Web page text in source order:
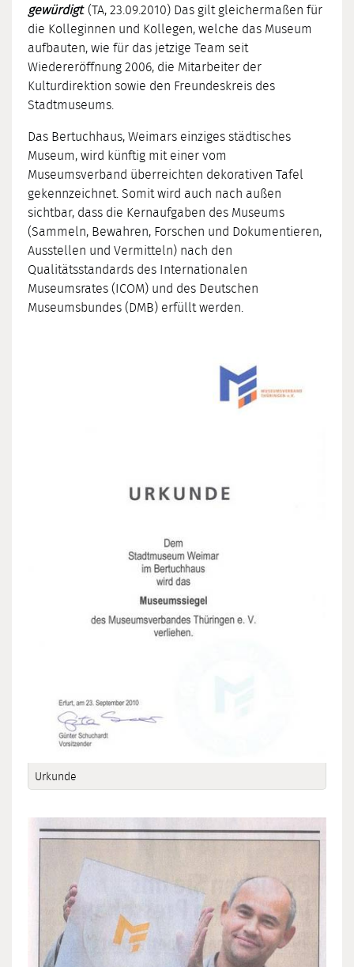
gewürdigt. (TA, 23.09.2010) Das gilt gleichermaßen für
die Kolleginnen und Kollegen, welche das Museum
aufbauten, wie für das jetzige Team seit
Wiedereröffnung 2006, die Mitarbeiter der
Kulturdirektion sowie den Freundeskreis des
Stadtmuseums.
Das Bertuchhaus, Weimars einziges städtisches
Museum, wird künftig mit einer vom
Museumsverband überreichten dekorativen Tafel
gekennzeichnet. Somit wird auch nach außen
sichtbar, dass die Kernaufgaben des Museums
(Sammeln, Bewahren, Forschen und Dokumentieren,
Ausstellen und Vermitteln) nach den
Qualitätsstandards des Internationalen
Museumsrates (ICOM) und des Deutschen
Museumsbundes (DMB) erfüllt werden.
Urkunde